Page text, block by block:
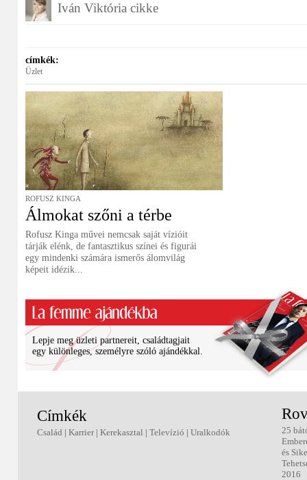
Iván Viktória cikke
címkék:
Üzlet
ROFUSZ KINGA
Álmokat szőni a térbe
Rofusz Kinga művei nemcsak saját vízióit
tárják elénk, de fantasztikus színei és figurái
egy mindenki számára ismerős álomvilág
képeit idézik...
Lepje meg üzleti partnereit, családtagjait
egy különleges, személyre szóló ajándékkal.
Címkék
Család | Karrier| Kerekasztal | Televízió | Uralkodók
25
és
2016